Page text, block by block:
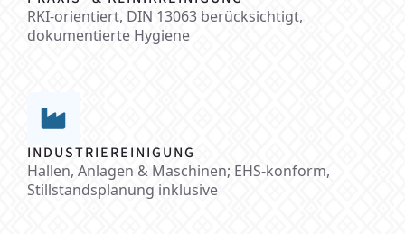
RKI-orientiert, DIN 13063 berücksichtigt,
dokumentierte Hygiene
INDUSTRIEREINIGUNG
Hallen, Anlagen & Maschinen; EHS-konform,
Stillstandsplanung inklusive